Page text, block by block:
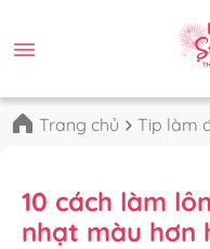
Trang chủ Tip làm
10 cách làm
nhạt màu hơn